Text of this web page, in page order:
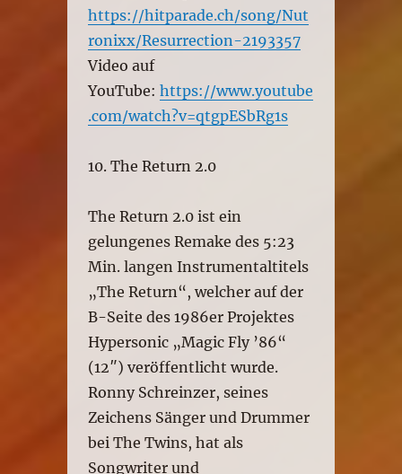
https://hitparade.ch/song/Nut
ronixx/Resurrection-2193357
Video auf
YouTube: https://www.youtube
.com/watch?v=qtgpESbRg1s
10. The Return 2.0
The Return 2.0 ist ein
gelungenes Remake des 5:23
Min. langen Instrumentaltitels
„The Return“, welcher auf der
B-Seite des 1986er Projektes
Hypersonic „Magic Fly ’86“
(12″) veröffentlicht wurde.
Ronny Schreinzer, seines
Zeichens Sänger und Drummer
bei The Twins, hat als
Songwriter und